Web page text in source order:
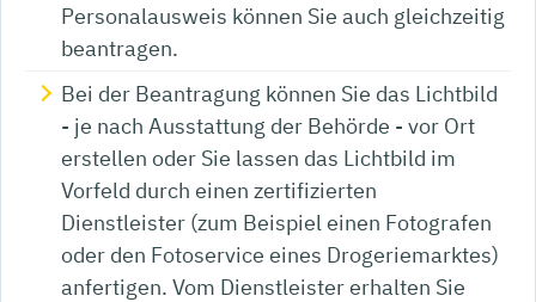
Personalausweis können Sie auch gleichzeitig
beantragen.
Bei der Beantragung können Sie das Lichtbild
- je nach Ausstattung der Behörde - vor Ort
erstellen oder Sie lassen das Lichtbild im
Vorfeld durch einen zertifizierten
Dienstleister (zum Beispiel einen Fotografen
oder den Fotoservice eines Drogeriemarktes)
anfertigen. Vom Dienstleister erhalten Sie